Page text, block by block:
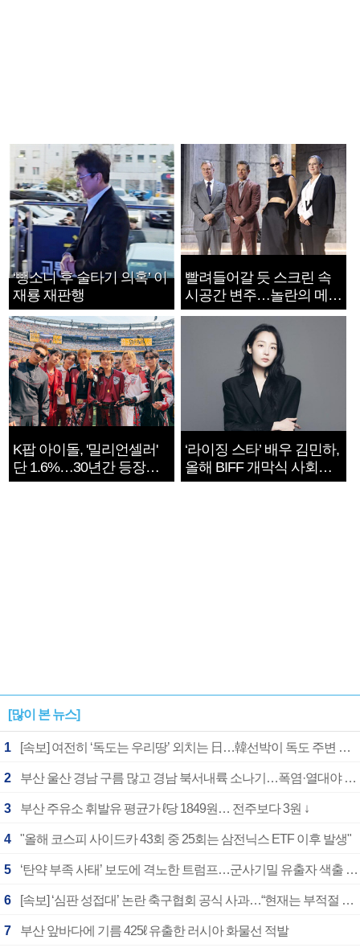
‘뺑소니 후 술타기 의혹’ 이
재룡 재판행
빨려들어갈 듯 스크린 속
시공간 변주…놀란의 메시
지는 ‘전쟁 속죄’
K팝 아이돌, '밀리언셀러'
단 1.6%…30년간 등장
1182개팀 전수조사
‘라이징 스타’ 배우 김민하,
올해 BIFF 개막식 사회자
확정
[많이 본 뉴스]
1 [속보] 여전히 ‘독도는 우리땅’ 외치는 日…韓선박이 독도 주변 해양조사 활동하자 반발
2 부산 울산 경남 구름 많고 경남 북서내륙 소나기…폭염·열대야 계속
3 부산 주유소 휘발유 평균가 ℓ당 1849원… 전주보다 3원 ↓
4 "올해 코스피 사이드카 43회 중 25회는 삼전닉스 ETF 이후 발생"
5 ‘탄약 부족 사태’ 보도에 격노한 트럼프…군사기밀 유출자 색출 지시
6 [속보] ‘심판 성접대’ 논란 축구협회 공식 사과…“현재는 부적절 행위 없어”
7 부산 앞바다에 기름 425ℓ 유출한 러시아 화물선 적발